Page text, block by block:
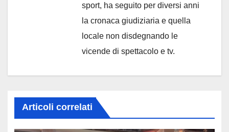
sport, ha seguito per diversi anni
la cronaca giudiziaria e quella
locale non disdegnando le
vicende di spettacolo e tv.
Articoli correlati